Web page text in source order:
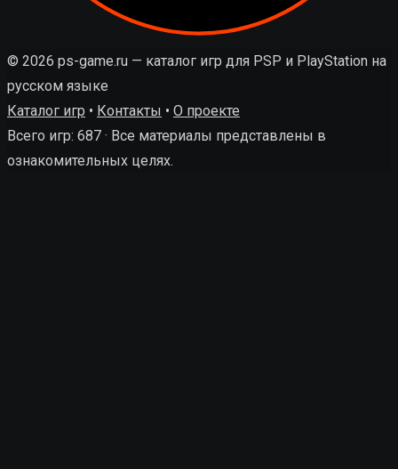
© 2026 ps-game.ru — каталог игр для PSP и PlayStation на
русском языке
Каталог игр • Контакты • О проекте
Всего игр: 687 · Все материалы представлены в
ознакомительных целях.